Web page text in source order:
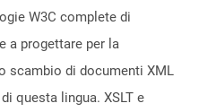
W3C complete di
a progettare per la
scambio di documenti XML
questa lingua. XSLT e